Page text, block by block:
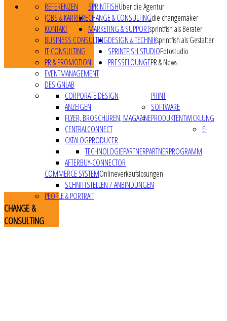
SPRINTFISHÜber die Agentur
REFERENZEN
JOBS & KARRIERE
KONTAKT
CHANGE & CONSULTINGdie changemaker
MARKETING & SUPPORTsprintfish als Berater
BUSINESS CONSULTING
IT-CONSULTING
PR & PROMOTION
EVENTMANAGEMENT
DESIGNLAB
DESIGN & TECHNIKsprintfish als Gestalter
PRINT
CORPORATE DESIGN
ANZEIGEN
FLYER, BROSCHÜREN, MAGAZINE
SOFTWARE
CENTRALCONNECT
CATALOGPRODUCER
PARTNERPROGRAMM
TECHNOLOGIEPARTNER
AFTERBUY-CONNECTOR
PRODUKTENTWICKLUNG
E-
COMMERCE SYSTEMOnlineverkaufslösungen
SCHNITTSTELLEN / ANBINDUNGEN
SPRINTFISH STUDIOFotostudio
PEOPLE & PORTRAIT
PRESSELOUNGEPR & News
CHANGE &
CONSULTING